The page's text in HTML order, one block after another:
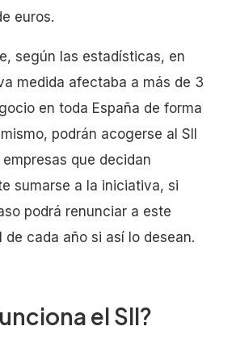
euros.
según las estadísticas, en
medida afectaba a más de 3
en toda España de forma
podrán acogerse al SII
que decidan
sumarse a la iniciativa, si
podrá renunciar a este
de cada año si así lo desean.
el SII?